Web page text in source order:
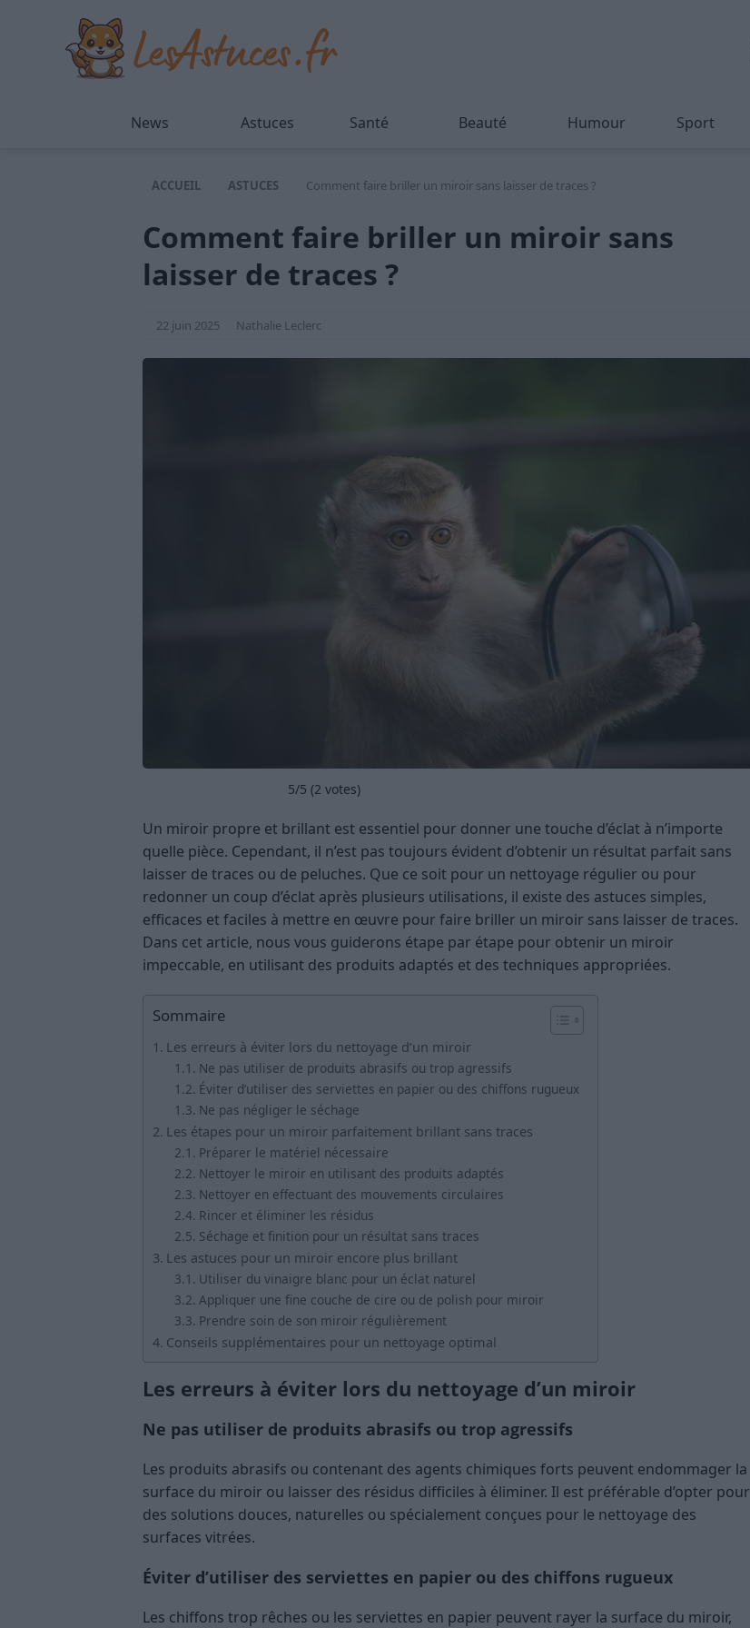
News Astuces Santé Beauté Humour Sport
ACCUEIL ASTUCES Comment faire briller un miroir sans laisser de traces ?
Comment faire briller un miroir sans
laisser de traces ?
22 juin 2025 Nathalie Leclerc
5/5 (2 votes)
Un miroir propre et brillant est essentiel pour donner une touche d’éclat à n’importe
quelle pièce. Cependant, il n’est pas toujours évident d’obtenir un résultat parfait sans
laisser de traces ou de peluches. Que ce soit pour un nettoyage régulier ou pour
redonner un coup d’éclat après plusieurs utilisations, il existe des astuces simples,
efficaces et faciles à mettre en œuvre pour faire briller un miroir sans laisser de traces.
Dans cet article, nous vous guiderons étape par étape pour obtenir un miroir
impeccable, en utilisant des produits adaptés et des techniques appropriées.
Sommaire
Les erreurs à éviter lors du nettoyage d’un miroir
Ne pas utiliser de produits abrasifs ou trop agressifs
Éviter d’utiliser des serviettes en papier ou des chiffons rugueux
Ne pas négliger le séchage
Les étapes pour un miroir parfaitement brillant sans traces
Préparer le matériel nécessaire
Nettoyer le miroir en utilisant des produits adaptés
Nettoyer en effectuant des mouvements circulaires
Rincer et éliminer les résidus
Séchage et finition pour un résultat sans traces
Les astuces pour un miroir encore plus brillant
Utiliser du vinaigre blanc pour un éclat naturel
Appliquer une fine couche de cire ou de polish pour miroir
Prendre soin de son miroir régulièrement
Conseils supplémentaires pour un nettoyage optimal
Les erreurs à éviter lors du nettoyage d’un miroir
Ne pas utiliser de produits abrasifs ou trop agressifs
Les produits abrasifs ou contenant des agents chimiques forts peuvent endommager la
surface du miroir ou laisser des résidus difficiles à éliminer. Il est préférable d’opter pour
des solutions douces, naturelles ou spécialement conçues pour le nettoyage des
surfaces vitrées.
Éviter d’utiliser des serviettes en papier ou des chiffons rugueux
Les chiffons trop rêches ou les serviettes en papier peuvent rayer la surface du miroir,